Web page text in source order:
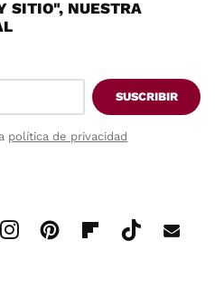
SITIO", NUESTRA
SUSCRIBIR
política de privacidad